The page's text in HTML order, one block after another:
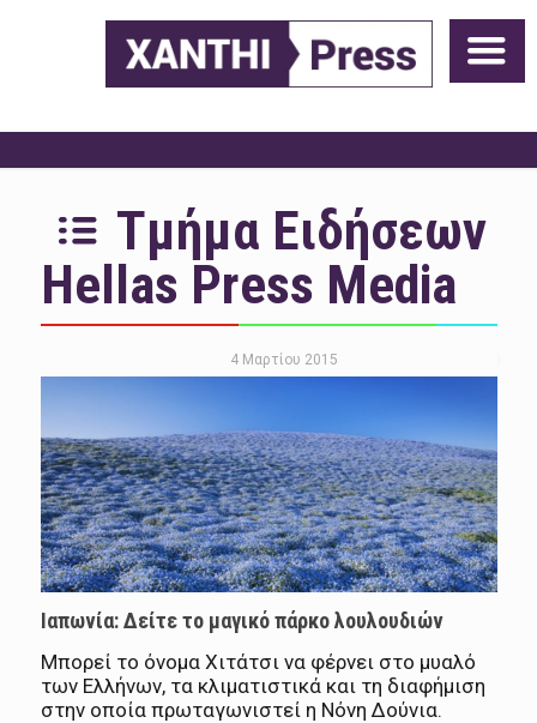
Τμήμα Ειδήσεων
Hellas Press Media
4 Μαρτίου 2015
Ιαπωνία: Δείτε το μαγικό πάρκο λουλουδιών
Μπορεί το όνομα Χιτάτσι να φέρνει στο μυαλό
των Ελλήνων, τα κλιματιστικά και τη διαφήμιση
στην οποία πρωταγωνιστεί η Νόνη Δούνια.